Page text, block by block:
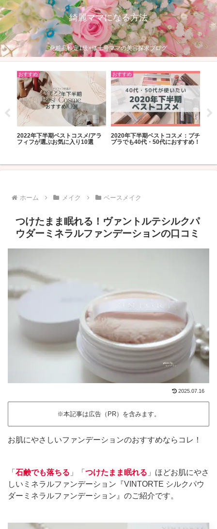
綺麗ママになる方法
化粧品検定1級×修士号ママの美容探求ブログ
おすすめ
2022年下半期ベストコスメ/アラ
フィフが選ぶお気に入り10選
おすすめ
2020年下半期ベストコスメ：プチ
プラでも40代・50代におすすめ！
ホーム メイク ベースメイク
つけたまま眠れる！ヴァントルテシルクパ
ウダーミネラルファンデーションの口コミ
2025.07.16
※本記事は広告（PR）を含みます。
お肌にやさしいファンデーションのおすすめならコレ！
「 石鹸でも落ちる 」「 つけたまま眠れる 」ほどお肌にやさ
しいミネラルファンデーション『VINTORTE シルクパウ
ダーミネラルファンデーション』のご紹介です。